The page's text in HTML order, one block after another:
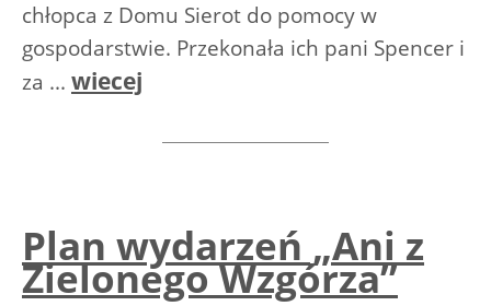
chłopca z Domu Sierot do pomocy w
gospodarstwie. Przekonała ich pani Spencer i
za ... wiecej
Plan wydarzeń „Ani z
Zielonego Wzgórza”